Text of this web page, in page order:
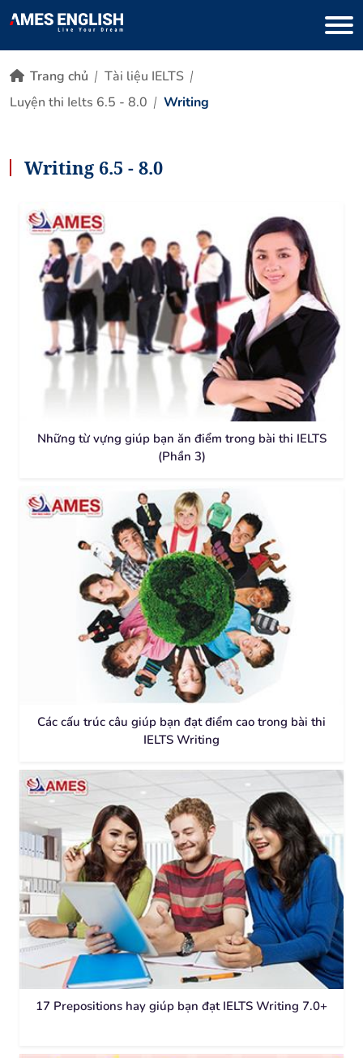
Trang chủ
Tài liệu IELTS
Luyện thi Ielts 6.5 - 8.0
Writing
Writing 6.5 - 8.0
Những từ vựng giúp bạn ăn điểm trong bài thi IELTS
(Phần 3)
Các cấu trúc câu giúp bạn đạt điểm cao trong bài thi
IELTS Writing
17 Prepositions hay giúp bạn đạt IELTS Writing 7.0+